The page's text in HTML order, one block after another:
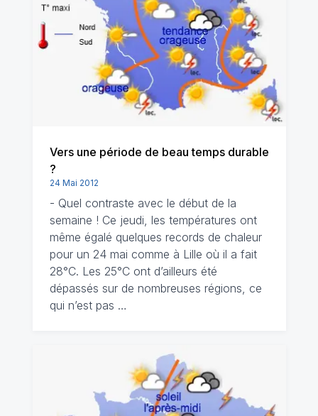
Vers une période de beau temps durable
?
24 Mai 2012
- Quel contraste avec le début de la
semaine ! Ce jeudi, les températures ont
même égalé quelques records de chaleur
pour un 24 mai comme à Lille où il a fait
28°C. Les 25°C ont d’ailleurs été
dépassés sur de nombreuses régions, ce
qui n’est pas …